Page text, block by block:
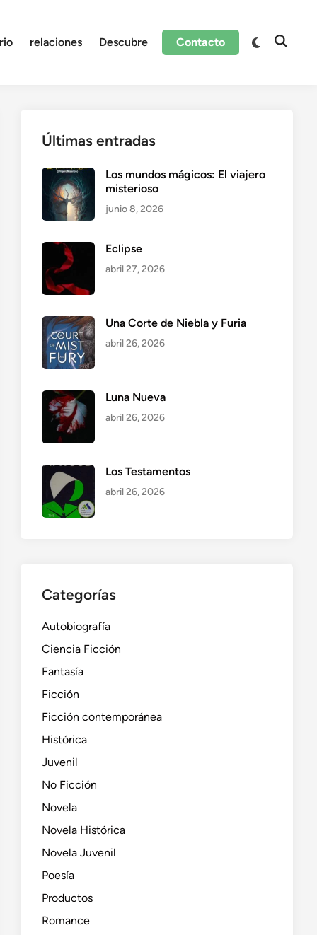
relaciones Descubre Contacto
Cambiar
Abrir
Últimas entradas
Los mundos mágicos: El viajero
misterioso
junio 8, 2026
Eclipse
abril 27, 2026
Una Corte de Niebla y Furia
abril 26, 2026
Luna Nueva
abril 26, 2026
Los Testamentos
abril 26, 2026
Categorías
Autobiografía
Ciencia Ficción
Fantasía
Ficción
Ficción contemporánea
Histórica
Juvenil
No Ficción
Novela
Novela Histórica
Novela Juvenil
Poesía
Productos
Romance